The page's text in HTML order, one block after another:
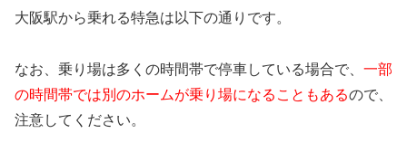
大阪駅から乗れる特急は以下の通りです。
なお、乗り場は多くの時間帯で停車している場合で、 一部
の時間帯では別のホームが乗り場になることもあるので、
注意してください。